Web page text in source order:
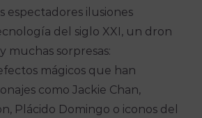
espectadores ilusiones
del siglo XXI, un dron
muchas sorpresas:
mágicos que han
como Jackie Chan,
Plácido Domingo o iconos del